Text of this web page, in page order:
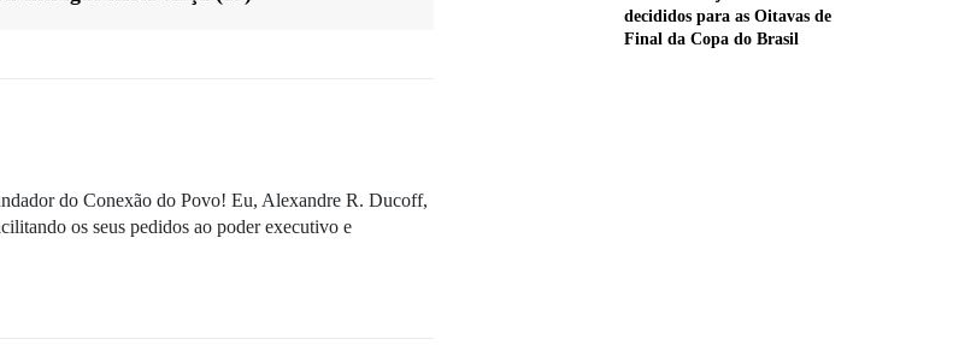
do Conexão do Povo! Eu, Alexandre R. Ducoff,
os seus pedidos ao poder executivo e
decididos para as Oitavas de
Final da Copa do Brasil